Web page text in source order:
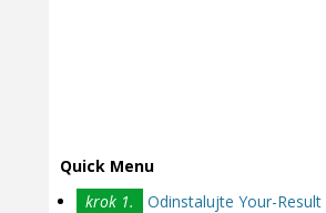
Quick Menu
krok 1.
Odinstalujte Your-Result